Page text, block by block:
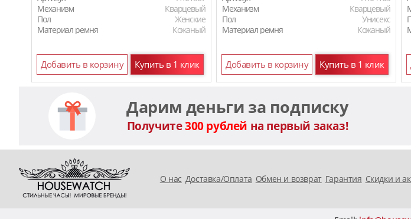
Механизм
Кварцевый
Пол
Женские
Материал ремня
Кожаный
Добавить в корзину Купить в 1 клик
Механизм
Кварцевый
Пол
Унисекс
Материал ремня
Кожаный
Добавить в корзину Купить в 1 клик
Дарим деньги за подписку
Получите300 рублей на первый заказ!
O нас Доставка/Оплата Обмен и возврат Гарантия Скидки и